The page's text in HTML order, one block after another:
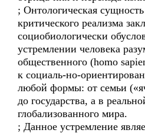
; Онтологическая
критического реализма
социобиологически
устремлении человека
общественного (homo
к социаль-но-
любой формы: от семьи
до государства, а в
глобализованного мира.
; Данное устремление